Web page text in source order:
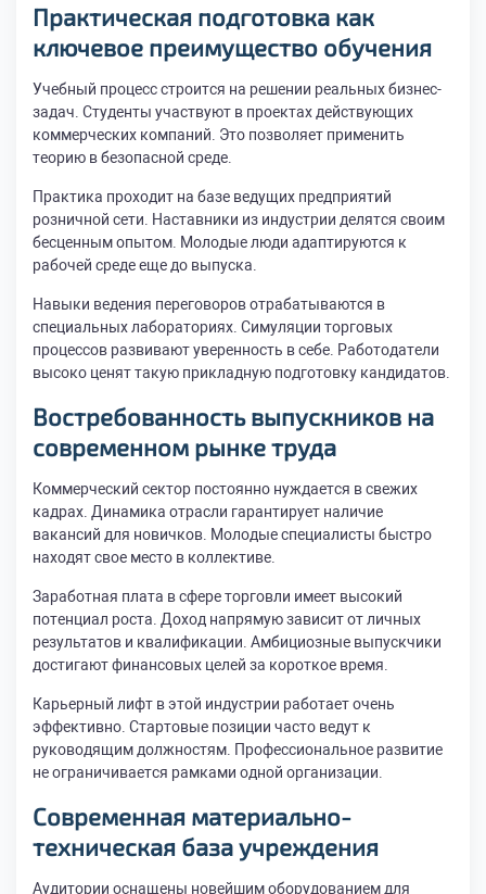
Практическая подготовка как
ключевое преимущество обучения
Учебный процесс строится на решении реальных бизнес-
задач. Студенты участвуют в проектах действующих
коммерческих компаний. Это позволяет применить
теорию в безопасной среде.
Практика проходит на базе ведущих предприятий
розничной сети. Наставники из индустрии делятся своим
бесценным опытом. Молодые люди адаптируются к
рабочей среде еще до выпуска.
Навыки ведения переговоров отрабатываются в
специальных лабораториях. Симуляции торговых
процессов развивают уверенность в себе. Работодатели
высоко ценят такую прикладную подготовку кандидатов.
Востребованность выпускников на
современном рынке труда
Коммерческий сектор постоянно нуждается в свежих
кадрах. Динамика отрасли гарантирует наличие
вакансий для новичков. Молодые специалисты быстро
находят свое место в коллективе.
Заработная плата в сфере торговли имеет высокий
потенциал роста. Доход напрямую зависит от личных
результатов и квалификации. Амбициозные выпускчики
достигают финансовых целей за короткое время.
Карьерный лифт в этой индустрии работает очень
эффективно. Стартовые позиции часто ведут к
руководящим должностям. Профессиональное развитие
не ограничивается рамками одной организации.
Современная материально-
техническая база учреждения
Аудитории оснащены новейшим оборудованием для